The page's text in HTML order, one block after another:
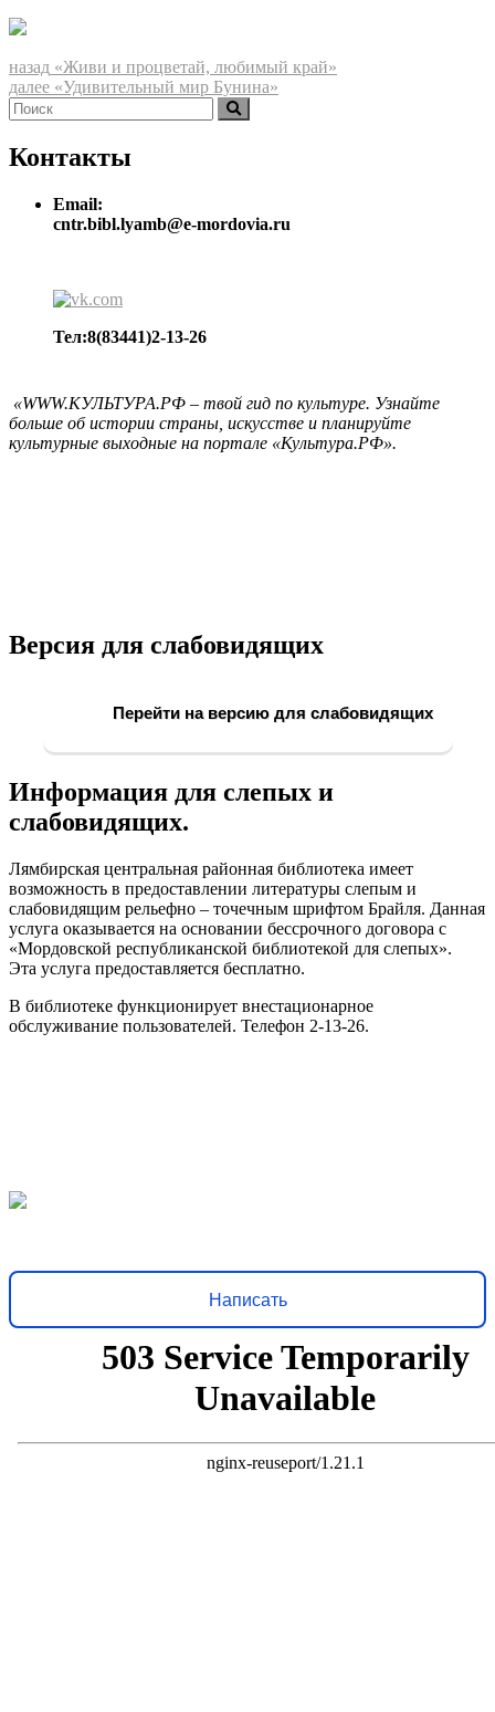
Навигация
по
записям
назад Предыдущая
запись:
«Живи и процветай, любимый край»
далее Следующая
«Удивительный мир Бунина»
Найти:
Контакты
Email:
cntr.bibl.lyamb@e-mordovia.ru
Тел:8(83441)2-13-26
«WWW.КУЛЬТУРА.РФ – твой гид по культуре. Узнайте
больше об истории страны, искусстве и планируйте
культурные выходные на портале «Культура.РФ».
Версия для слабовидящих
Перейти на версию для слабовидящих
Информация для слепых и
слабовидящих.
Лямбирская центральная районная библиотека имеет
возможность в предоставлении литературы слепым и
слабовидящим рельефно – точечным шрифтом Брайля. Данная
услуга оказывается на основании бессрочного договора с
«Мордовской республиканской библиотекой для слепых».
Эта услуга предоставляется бесплатно.
В библиотеке функционирует внестационарное
обслуживание пользователей. Телефон 2-13-26.
Написать